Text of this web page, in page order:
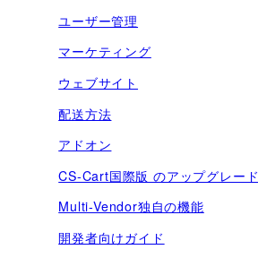
ユーザー管理
マーケティング
ウェブサイト
配送方法
アドオン
CS-Cart国際版 のアップグレード
Multi-Vendor独自の機能
開発者向けガイド